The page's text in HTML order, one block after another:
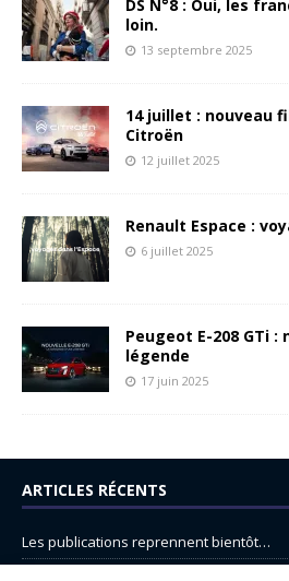
DS N°8 : Oui, les
loin.
13 septembre 2025
14 juillet : nouveau
Citroën
12 juillet 2025
Renault Espace :
6 juillet 2025
Peugeot E-208 GTi :
légende
17 juin 2025
ARTICLES RÉCENTS
Les publications reprennent bientôt…